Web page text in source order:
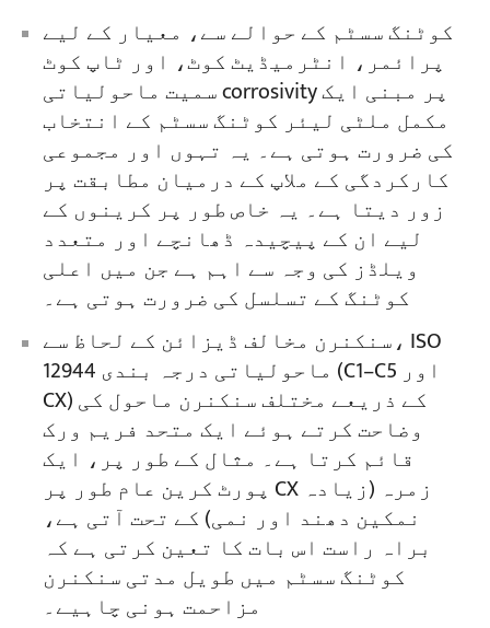
کوٹنگ سسٹم کے حوالے سے، معیار کے لیے
پرائمر، انٹرمیڈیٹ کوٹ، اور ٹاپ کوٹ
سمیت ماحولیاتی corrosivity پر مبنی ایک
مکمل ملٹی لیئر کوٹنگ سسٹم کے انتخاب
کی ضرورت ہوتی ہے۔ یہ تہوں اور مجموعی
کارکردگی کے ملاپ کے درمیان مطابقت پر
زور دیتا ہے۔ یہ خاص طور پر کرینوں کے
لیے ان کے پیچیدہ ڈھانچے اور متعدد
ویلڈز کی وجہ سے اہم ہے جن میں اعلی
کوٹنگ کے تسلسل کی ضرورت ہوتی ہے۔
سنکنرن مخالف ڈیزائن کے لحاظ سے، ISO
12944 ماحولیاتی درجہ بندی (C1–C5 اور
CX) کے ذریعے مختلف سنکنرن ماحول کی
وضاحت کرتے ہوئے ایک متحد فریم ورک
قائم کرتا ہے۔ مثال کے طور پر، ایک
پورٹ کرین عام طور پر CX زمرہ (زیادہ
نمکین دھند اور نمی) کے تحت آتی ہے،
براہ راست اس بات کا تعین کرتی ہے کہ
کوٹنگ سسٹم میں طویل مدتی سنکنرن
مزاحمت ہونی چاہیے۔